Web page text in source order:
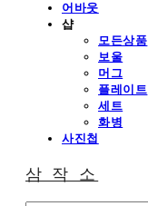
어바웃
샵
모든상품
보울
머그
플레이트
세트
화병
사진첩
삼 작 소